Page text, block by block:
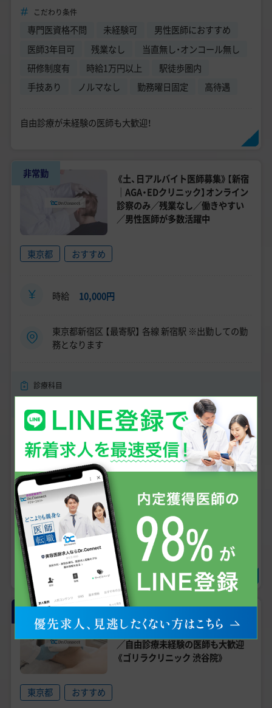
こだわり条件
専門医資格不問 未経験可
男性医師におすすめ
医師3年目可
残業なし
当直無し・オンコール無し
研修制度有
時給1万円以上
駅徒歩圏内
手技あり
ノルマなし 勤務曜日固定 高待遇
自由診療が未経験の医師も大歓迎！
非常勤
《土、日アルバイト医師募集》【新宿
｜AGA・EDクリニック】オンライン
診察のみ／残業なし／働きやすい
／男性医師が多数活躍中
東京都 おすすめ
時給 10,000円
東京都新宿区 【最寄駅】 各線 新宿駅 ※出勤しての勤
務となります
診療科目
こだわり条件
専門医資格不問 未経験可
男性医師におすすめ
医師3年目可
残業なし
当直無し・オンコール無し
問診メイン
研修制度有
時給1万円以上
駅徒歩圏内
主要都市／駅
ノルマなし
勤務曜日固定
週1日～勤務OK！未経験でも働きやすい職場です！
【渋谷／年収 2000万円台】男性向け
医療脱毛／転科歓迎／週4日～OK
／自由診療未経験の医師も大歓迎
《ゴリラクリニック 渋谷院》
東京都 おすすめ